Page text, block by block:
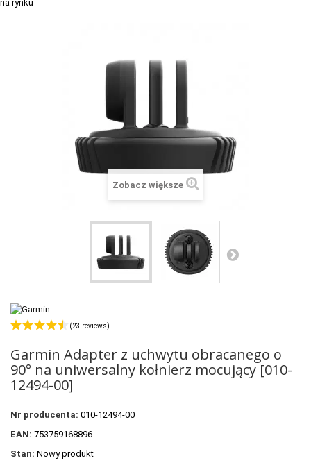
VOSTOK EUROPE ZEGARKI
VICTORINOX ZEGARKI
OBAKU DENMARK ZEGARKI
POLECANE PRODUKTY
OUTLET
+
Zobacz większe
(23 reviews)
Garmin Adapter z uchwytu obracanego o
90° na uniwersalny kołnierz mocujący [010-
12494-00]
Nr producenta: 010-12494-00
EAN: 753759168896
Stan: Nowy produkt